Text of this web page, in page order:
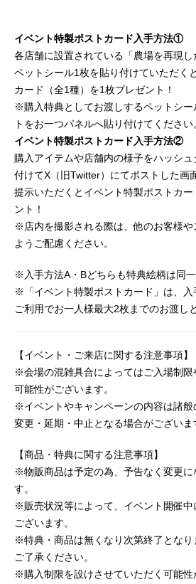
イベント特製ポストカード入手方法①
各店舗に設置されている「農場を再現
ペットシール1枚を貼り付けていただく
カード（全1種）を1枚プレゼント！
※購入特典としてお渡しするペットシー
トをお一つパネルへ貼り付けてください
イベント特製ポストカード入手方法②
購入アイテムや店舗内の様子をハッシ
付けてX（旧Twitter）にてポストした画
提示いただくとイベント特製ポストカ
ント！
※店内を撮影される際は、他のお客様
ようご配慮ください。
※入手方法A・Bどちらも特典絵柄は同一
※「イベント特製ポストカード」は、入
ご利用でお一人様最大2枚までのお渡し
【イベント・ご来店に関する注意事項】
※会場の混雑具合によってはご入場制限
可能性がございます。
※イベントやキャンペーンの内容は諸般
変更・延期・中止となる場合がございま
【商品・特典に関する注意事項】
※物販商品は予定の為、予告なく変更に
す。
※販売状況等によって、イベント開催
ございます。
※特典・商品は無くなり次第終了となり
ご了承ください。
※購入制限を設けさせていただく可能性